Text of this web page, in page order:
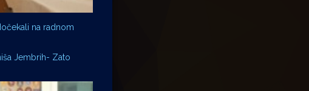
na radnom
Jembrih- Zato